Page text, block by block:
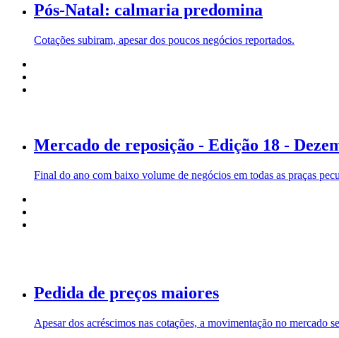
Pós-Natal: calmaria predomina
Cotações subiram, apesar dos poucos negócios reportados.
Mercado de reposição - Edição 18 -
Final do ano com baixo volume de negócios em todas as praças
Pedida de preços maiores
Apesar dos acréscimos nas cotações, a movimentação no mercado